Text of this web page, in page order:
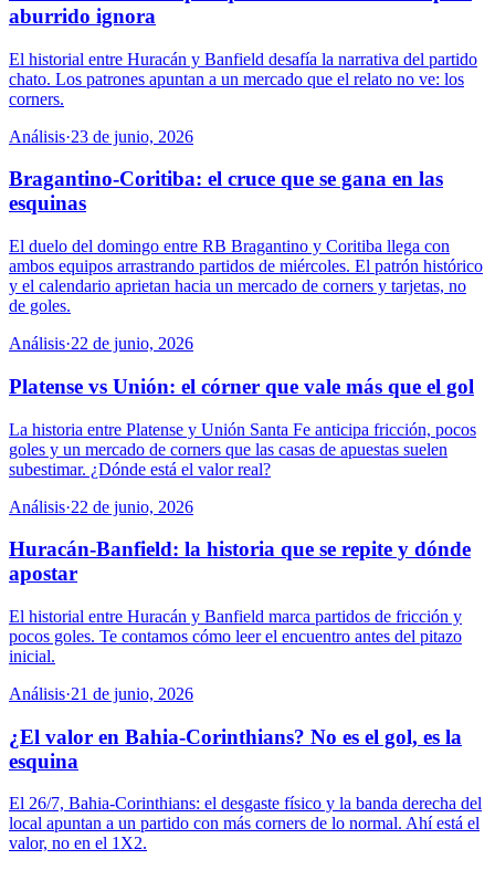
aburrido ignora
El historial entre Huracán y Banfield desafía la narrativa del partido
chato. Los patrones apuntan a un mercado que el relato no ve: los
corners.
Análisis·23 de junio, 2026
Bragantino-Coritiba: el cruce que se gana en las
esquinas
El duelo del domingo entre RB Bragantino y Coritiba llega con
ambos equipos arrastrando partidos de miércoles. El patrón histórico
y el calendario aprietan hacia un mercado de corners y tarjetas, no
de goles.
Análisis·22 de junio, 2026
Platense vs Unión: el córner que vale más que el gol
La historia entre Platense y Unión Santa Fe anticipa fricción, pocos
goles y un mercado de corners que las casas de apuestas suelen
subestimar. ¿Dónde está el valor real?
Análisis·22 de junio, 2026
Huracán-Banfield: la historia que se repite y dónde
apostar
El historial entre Huracán y Banfield marca partidos de fricción y
pocos goles. Te contamos cómo leer el encuentro antes del pitazo
inicial.
Análisis·21 de junio, 2026
¿El valor en Bahia-Corinthians? No es el gol, es la
esquina
El 26/7, Bahia-Corinthians: el desgaste físico y la banda derecha del
local apuntan a un partido con más corners de lo normal. Ahí está el
valor, no en el 1X2.